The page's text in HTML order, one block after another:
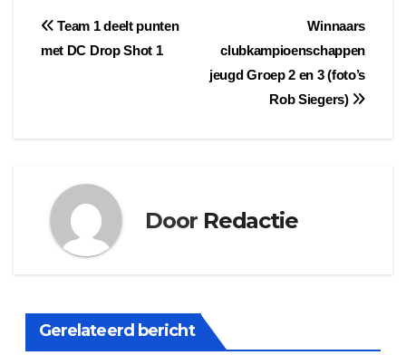
Bericht
navigatie
Winnaars
clubkampioenschappen
jeugd Groep 2 en 3 (foto’s
Rob Siegers)
Team 1 deelt punten
met DC Drop Shot 1
Door Redactie
Gerelateerd bericht